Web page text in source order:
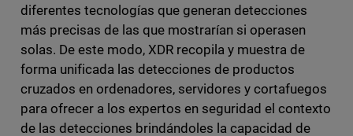
diferentes tecnologías que generan detecciones
más precisas de las que mostrarían si operasen
solas. De este modo, XDR recopila y muestra de
forma unificada las detecciones de productos
cruzados en ordenadores, servidores y cortafuegos
para ofrecer a los expertos en seguridad el contexto
de las detecciones brindándoles la capacidad de